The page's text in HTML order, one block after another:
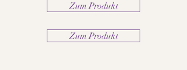
Zum Produkt
Zum Produkt